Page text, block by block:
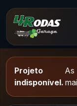
Projeto
indisponível.
As